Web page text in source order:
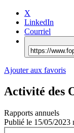
X
LinkedIn
Courriel
Ajouter aux favoris
Activité des
Rapports annuels
Publié le 15/05/2023